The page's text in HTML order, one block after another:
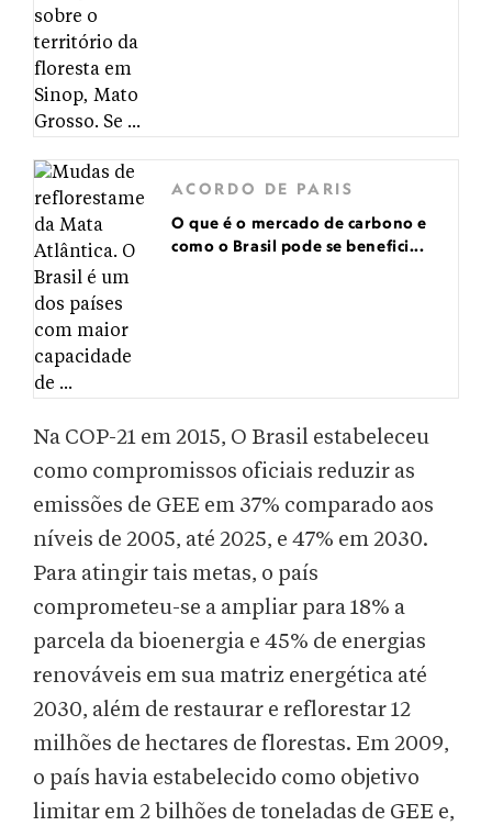
ACORDO DE PARIS
O que é o mercado de carbono e
como o Brasil pode se benefici...
Na COP-21 em 2015, O Brasil estabeleceu
como compromissos oficiais reduzir as
emissões de GEE em 37% comparado aos
níveis de 2005, até 2025, e 47% em 2030.
Para atingir tais metas, o país
comprometeu-se a ampliar para 18% a
parcela da bioenergia e 45% de energias
renováveis em sua matriz energética até
2030, além de restaurar e reflorestar 12
milhões de hectares de florestas. Em 2009,
o país havia estabelecido como objetivo
limitar em 2 bilhões de toneladas de GEE e,